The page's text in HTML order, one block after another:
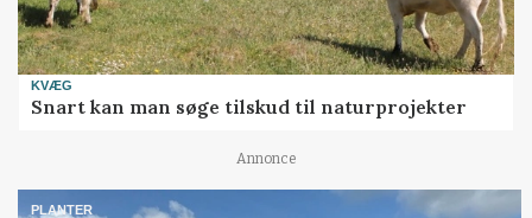
KVÆG
Snart kan man søge tilskud til naturprojekter
Annonce
PLANTER